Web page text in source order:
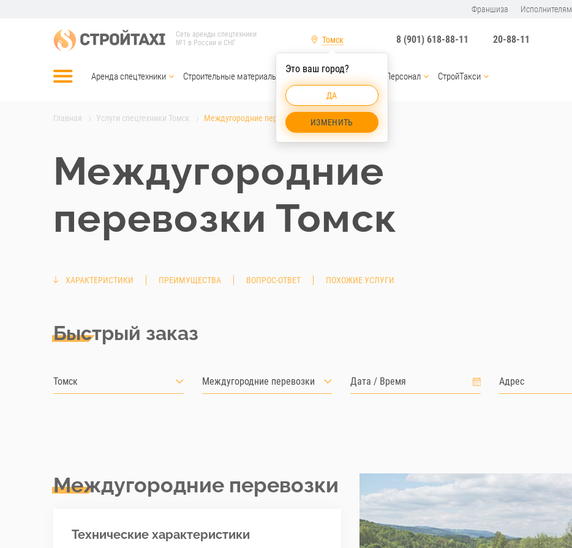
Франшиза Исполнителям
Сеть аренды спецтехники
№1 в России и СНГ
Томск
Это ваш город?
ДА
ИЗМЕНИТЬ
8 (901) 618-88-11 20-88-11
Аренда спецтехники Строительные материалы Услуги спецтехники Персонал СтройТакси
Главная Услуги спецтехники Томск Междугородние перевозки Томск
Междугородние
перевозки Томск
ХАРАКТЕРИСТИКИ ПРЕИМУЩЕСТВА ВОПРОС-ОТВЕТ ПОХОЖИЕ УСЛУГИ
Быстрый заказ
Томск Междугородние перевозки
Междугородние перевозки
Технические характеристики